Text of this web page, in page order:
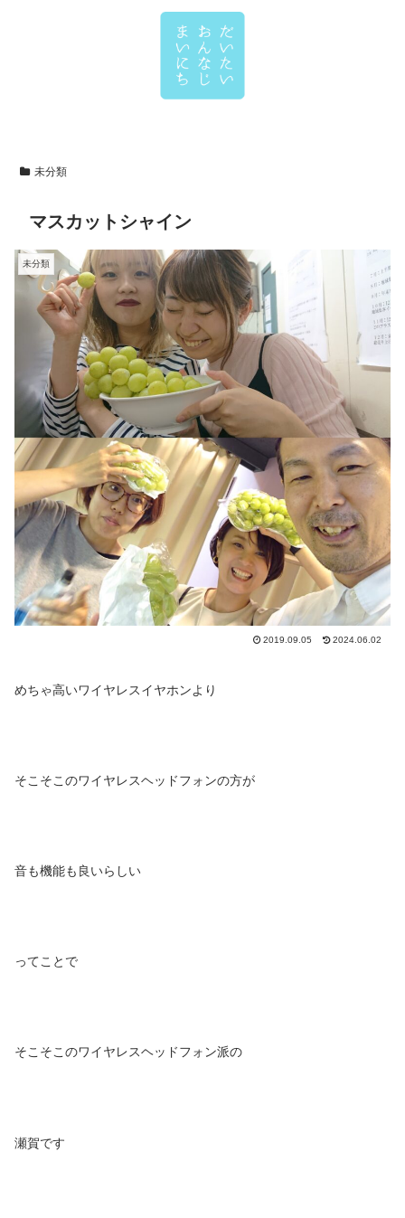
未分類
マスカットシャイン
未分類
2019.09.05 2024.06.02
めちゃ高いワイヤレスイヤホンより
そこそこのワイヤレスヘッドフォンの方が
音も機能も良いらしい
ってことで
そこそこのワイヤレスヘッドフォン派の
瀬賀です